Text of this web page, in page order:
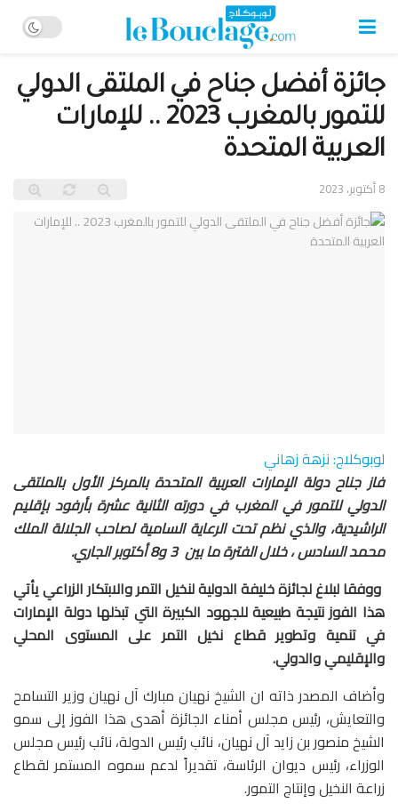
جائزة أفضل جناح في الملتقى الدولي
للتمور بالمغرب 2023 .. للإمارات
العربية المتحدة
8 أكتوبر، 2023
لوبوكلاج: نزهة زهاني
فاز جناح دولة الإمارات العربية المتحدة بالمركز الأول بالملتقى
الدولي للتمور في المغرب في دورته الثانية عشرة بأرفود بإقليم
الراشيدية، والذي نظم تحت الرعاية السامية لصاحب الجلالة الملك
محمد السادس ، خلال الفترة ما بين 3 و8 أكتوبر الجاري.
ووفقا لبلاغ لجائزة خليفة الدولية لنخيل التمر والابتكار الزراعي يأتي
هذا الفوز نتيجة طبيعية للجهود الكبيرة التي تبذلها دولة الإمارات
في تنمية وتطوير قطاع نخيل التمر على المستوى المحلي
والإقليمي والدولي.
وأضاف المصدر ذاته ان الشيخ نهيان مبارك آل نهيان وزير التسامح
والتعايش، رئيس مجلس أمناء الجائزة أهدى هذا الفوز إلى سمو
الشيخ منصور بن زايد آل نهيان، نائب رئيس الدولة، نائب رئيس مجلس
الوزراء، رئيس ديوان الرئاسة، تقديراً لدعم سموه المستمر لقطاع
زراعة النخيل وإنتاج التمور.